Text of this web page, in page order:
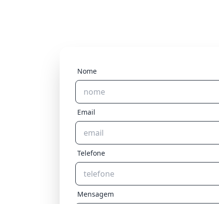
Nome
Email
Telefone
Mensagem